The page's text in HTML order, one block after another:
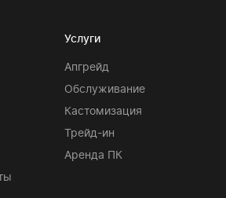
Услуги
Апгрейд
Обслуживание
Кастомизация
Трейд-ин
Аренда ПК